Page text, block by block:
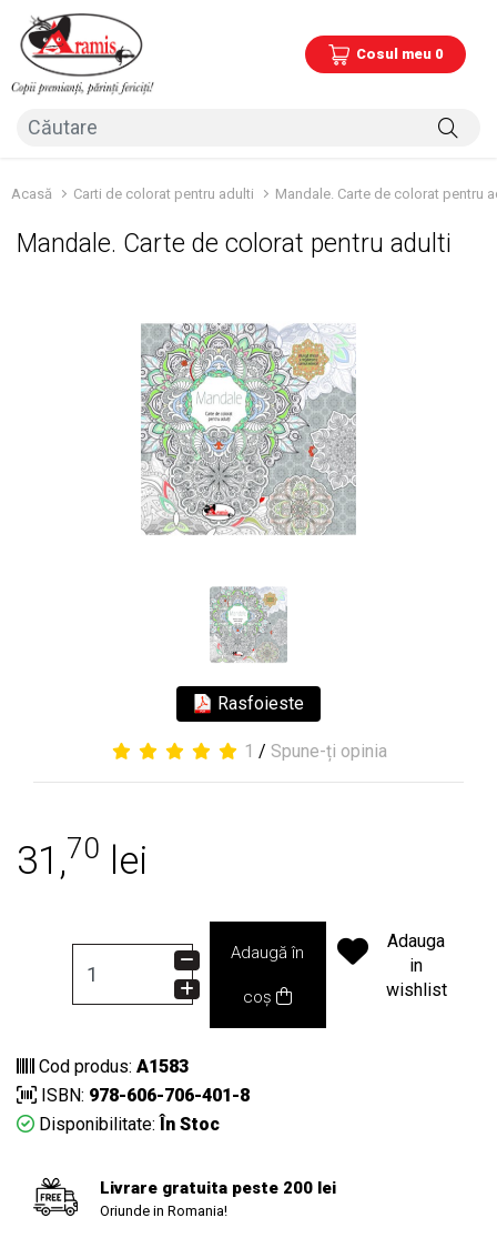
Cosul meu 0
Acasă Carti de colorat pentru adulti Mandale. Carte de colorat pentru
Mandale. Carte de colorat pentru adulti
Rasfoieste
1 / Spune-ți opinia
31,70 lei
Adaugă în
coș
Adauga
in
wishlist
Cod produs: A1583
ISBN: 978-606-706-401-8
Disponibilitate: În Stoc
Livrare gratuita peste 200 lei
Oriunde in Romania!